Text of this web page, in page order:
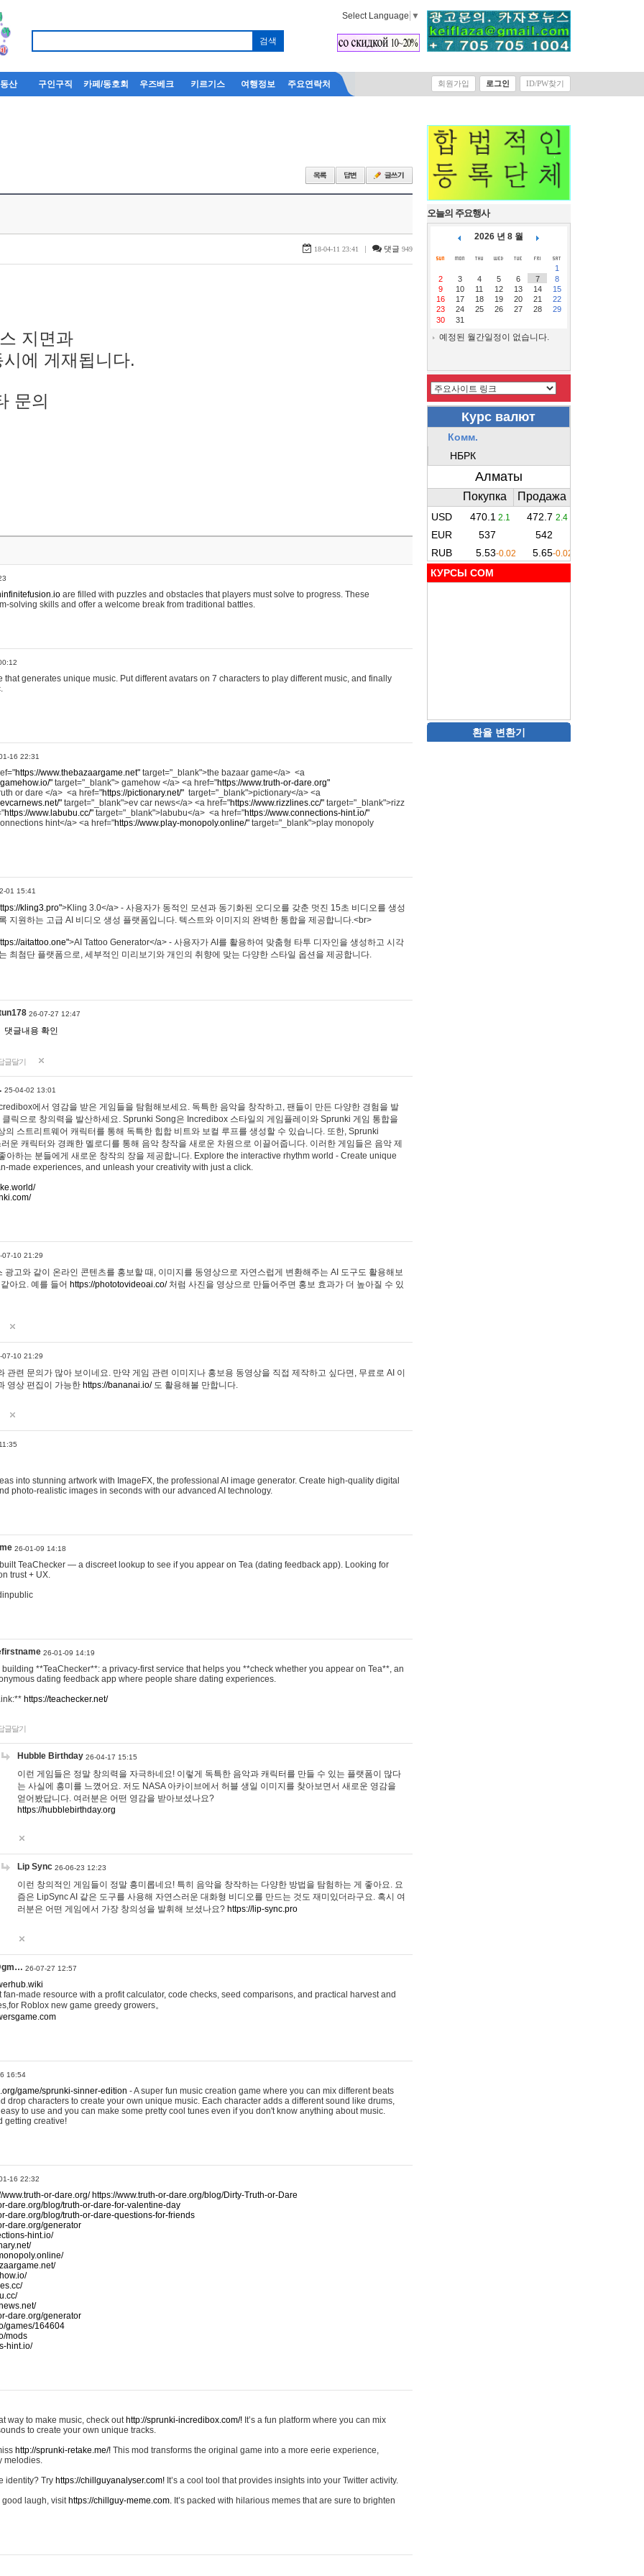
Select Language ▼
산 구인구직 카페/동호회 우즈베크 키르기스 여행정보 주요연락처 회원가입 로그인 ID/PW찾기
18-04-11 23:41 | 댓글 949
지면과
에 게재됩니다.
문의
are filled with puzzles and obstacles that players must solve to progress. These
solving skills and offer a welcome break from traditional battles.
that generates unique music. Put different avatars on 7 characters to play different music, and finally
16 22:31
https://www.thebazaargame.net" target="_blank">the bazaar game</a> <a
" target="_blank"> gamehow </a> <a href="https://www.truth-or-dare.org"
or dare </a> <a href="https://pictionary.net/" target="_blank">pictionary</a> <a
" target="_blank">ev car news</a> <a href="https://www.rizzlines.cc/" target="_blank">rizz
https://www.labubu.cc/" target="_blank">labubu</a> <a href="https://www.connections-hint.io/"
hint</a> <a href="https://www.play-monopoly.online/" target="_blank">play monopoly
01 15:41
kling3.pro">Kling 3.0</a> - 사용자가 동적인 모션과 동기화된 오디오를 갖춘 멋진 15초 비디오를 생성
지원하는 고급 AI 비디오 생성 플랫폼입니다. 텍스트와 이미지의 완벽한 통합을 제공합니다.<br>
aitattoo.one">AI Tattoo Generator</a> - 사용자가 AI를 활용하여 맞춤형 타투 디자인을 생성하고 시각
최첨단 플랫폼으로, 세부적인 미리보기와 개인의 취향에 맞는 다양한 스타일 옵션을 제공합니다.
26-07-27 12:47
댓글내용 확인
글달기
25-04-02 13:01
에서 영감을 받은 게임들을 탐험해보세요. 독특한 음악을 창작하고, 팬들이 만든 다양한 경험을 발
클릭으로 창의력을 발산하세요. Sprunki Song은 Incredibox 스타일의 게임플레이와 Sprunki 게임 통합을
의 스트리트웨어 캐릭터를 통해 독특한 힙합 비트와 보컬 루프를 생성할 수 있습니다. 또한, Sprunki
운 캐릭터와 경쾌한 멜로디를 통해 음악 창작을 새로운 차원으로 이끌어줍니다. 이러한 게임들은 음악 제
아하는 분들에게 새로운 창작의 장을 제공합니다. Explore the interactive rhythm world - Create unique
made experiences, and unleash your creativity with just a click.
07-10 21:29
광고와 같이 온라인 콘텐츠를 홍보할 때, 이미지를 동영상으로 자연스럽게 변환해주는 AI 도구도 활용해보
아요. 예를 들어 https://phototovideoai.co/처럼 사진을 영상으로 만들어주면 홍보 효과가 더 높아질 수 있
07-10 21:29
관련 문의가 많아 보이네요. 만약 게임 관련 이미지나 홍보용 동영상을 직접 제작하고 싶다면, 무료로 AI 이
영상 편집이 가능한 https://bananai.io/도 활용해볼 만합니다.
into stunning artwork with ImageFX, the professional AI image generator. Create high-quality digital
photo-realistic images in seconds with our advanced AI technology.
26-01-09 14:18
TeaChecker — a discreet lookup to see if you appear on Tea (dating feedback app). Looking for
trust + UX.
26-01-09 14:19
building **TeaChecker**: a privacy-first service that helps you **check whether you appear on Tea**, an
dating feedback app where people share dating experiences.
https://teachecker.net/
글달기
Hubble Birthday 26-04-17 15:15
이런 게임들은 정말 창의력을 자극하네요! 이렇게 독특한 음악과 캐릭터를 만들 수 있는 플랫폼이 많다
는 사실에 흥미를 느꼈어요. 저도 NASA 아카이브에서 허블 생일 이미지를 찾아보면서 새로운 영감을
얻어봤답니다. 여러분은 어떤 영감을 받아보셨나요?
https://hubblebirthday.org
Lip Sync 26-06-23 12:23
이런 창의적인 게임들이 정말 흥미롭네요! 특히 음악을 창작하는 다양한 방법을 탐험하는 게 좋아요. 요
즘은 LipSync AI 같은 도구를 사용해 자연스러운 대화형 비디오를 만드는 것도 재미있더라구요. 혹시 여
러분은 어떤 게임에서 가장 창의성을 발휘해 보셨나요? https://lip-sync.pro
26-07-27 12:57
made resource with a profit calculator, code checks, seed comparisons, and practical harvest and
Roblox new game greedy growers。
16:54
game/sprunki-sinner-edition - A super fun music creation game where you can mix different beats
drop characters to create your own unique music. Each character adds a different sound like drums,
to use and you can make some pretty cool tunes even if you don't know anything about music.
getting creative!
16 22:32
www.truth-or-dare.org/ https://www.truth-or-dare.org/blog/Dirty-Truth-or-Dare
dare.org/blog/truth-or-dare-for-valentine-day
dare.org/blog/truth-or-dare-questions-for-friends
dare.org/generator
hint.io/
dare.org/generator
games/164604
mods
hint.io/
way to make music, check out http://sprunki-incredibox.com/! It’s a fun platform where you can mix
to create your own unique tracks.
http://sprunki-retake.me/! This mod transforms the original game into a more eerie experience,
melodies.
identity? Try https://chillguyanalyser.com! It’s a cool tool that provides insights into your Twitter activity.
good laugh, visit https://chillguy-meme.com. It’s packed with hilarious memes that are sure to brighten
오늘의 주요행사
2026 년 8 월
1
2
3 4 5 6 7
8
9
10 11 12 13 14
15
16
17 18 19 20 21
22
23
24 25 26 27 28
29
30
31
예정된 월간일정이 없습니다.
КУРСЫ COM
환율 변환기